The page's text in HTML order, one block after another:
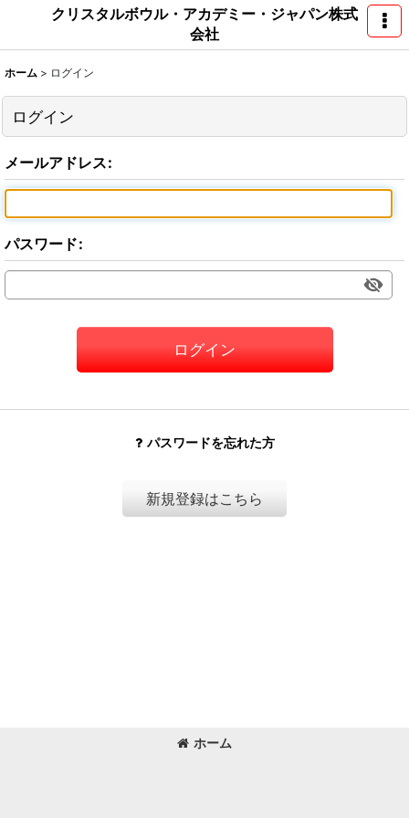
クリスタルボウル・アカデミー・ジャパン株式
会社
ホーム > ログイン
ログイン
メールアドレス:
パスワード:
ログイン
パスワードを忘れた方
新規登録はこちら
ホーム